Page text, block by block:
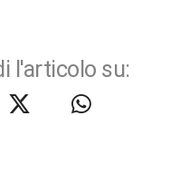
l'articolo su: